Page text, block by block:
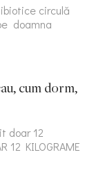
circulă
doamna
cum dorm,
doar 12
12 KILOGRAME